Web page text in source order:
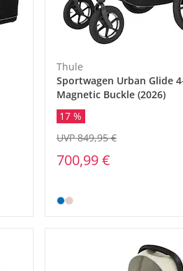
Thule
Sportwagen Urban Glide
Magnetic Buckle (2026)
17 %
700,99 €
UVP 849,95 €